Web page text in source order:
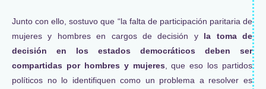
Junto con ello, sostuvo que “la falta de participación paritaria de
mujeres y hombres en cargos de decisión y la toma de
decisión en los estados democráticos deben ser
compartidas por hombres y mujeres, que eso los partidos
políticos no lo identifiquen como un problema a resolver es